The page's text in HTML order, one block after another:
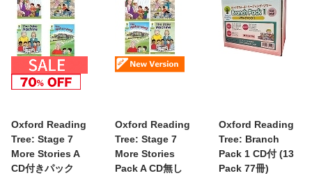
Oxford Reading
Tree: Stage 7
More Stories A
CD付きパック
Oxford Reading
Tree: Stage 7
More Stories
Pack A CD無し
Oxford Reading
Tree: Branch
Pack 1 CD付 (13
Pack 77冊)